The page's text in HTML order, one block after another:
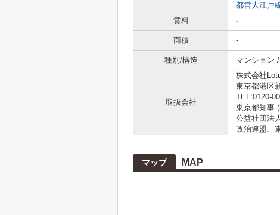
都営大江戸
賃料
-
面積 -
種別/構造 マンション
取扱会社
株式会社
東京都港区
TEL:0120-
東京都知事
公益社団法
政治連盟、
マップ MAP